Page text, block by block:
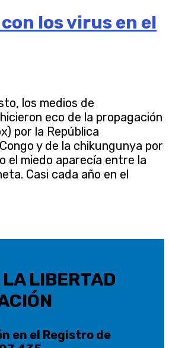
los virus en el
los medios de
eco de la propagación
por la República
y de la chikungunya por
el miedo aparecía entre la
Casi cada año en el
LIBERTAD
en el Registro de